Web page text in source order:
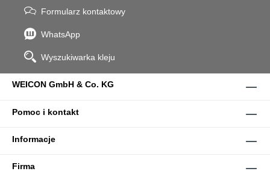
Formularz kontaktowy
WhatsApp
Wyszukiwarka kleju
WEICON GmbH & Co. KG
Pomoc i kontakt
Informacje
Firma